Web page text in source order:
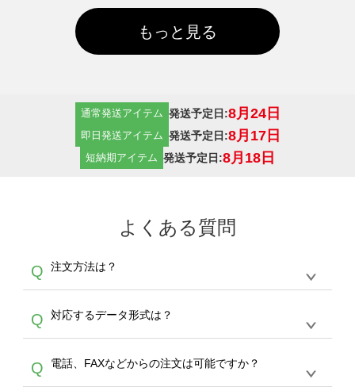
もっと見る
通常発送アイテム 発送予定日:8月24日
即日発送アイテム 発送予定日:8月17日
短納期アイテム 発送予定日:8月18日
よくある質問
Q 注文方法は？
A
生産にて承っております。デザインツールから
デザインの作成から決済まで完了できます。
30枚以上やシルク印刷など、大口注文の場合
は、サポートが担当するエコバッグコンシェル
Q 対応するデータ形式は？
A
ドできるデータ形式は、JPG / PNG / AI / PSD /
Q 電話、FAXなどからの注文は可能ですか？